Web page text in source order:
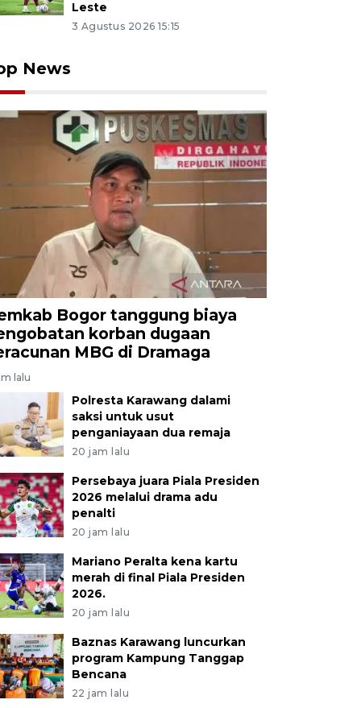
Leste
3 Agustus 2026 15:15
News
Bogor tanggung biaya
korban dugaan
MBG di Dramaga
lalu
Polresta Karawang dalami
saksi untuk usut
penganiayaan dua remaja
20 jam lalu
Persebaya juara Piala Presiden
2026 melalui drama adu
penalti
20 jam lalu
Mariano Peralta kena kartu
merah di final Piala Presiden
2026.
20 jam lalu
Baznas Karawang luncurkan
program Kampung Tanggap
Bencana
22 jam lalu